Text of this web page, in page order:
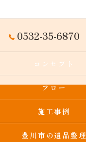
0532-35-6870
コンセプト
フロー
施工事例
豊川市の遺品整理